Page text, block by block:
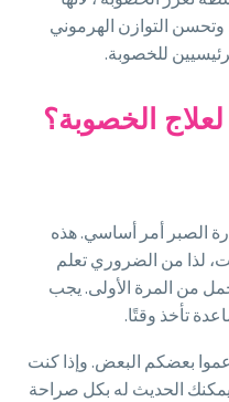
التوازن الهرموني
للخصوبة.
الخصوبة؟
الصبر أمر أساسي. هذه
لذا من الضروري تعلم
من المرة الأولى. يجب
تأخذ وقتًا.
بعضكم البعض. وإذا كنت
الحديث له بكل صراحة